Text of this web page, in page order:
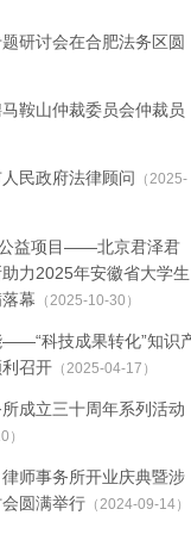
研讨会在合肥法务区圆
鞍山仲裁委员会仲裁员
民政府法律顾问 （2025-
公益项目——北京君泽君
助力2025年安徽省大学生
幕 （2025-10-30）
——“科技成果转化”知识
召开 （2025-04-17）
成立三十周年系列活动
）
师事务所开业庆典暨涉
圆满举行 （2024-09-14）